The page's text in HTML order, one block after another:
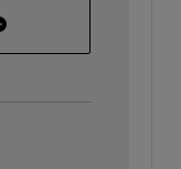
OS Vivado Full